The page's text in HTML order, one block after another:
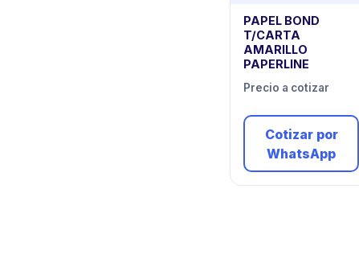
PAPEL BOND
T/CARTA
AMARILLO
PAPERLINE
Precio a cotizar
Cotizar por
WhatsApp